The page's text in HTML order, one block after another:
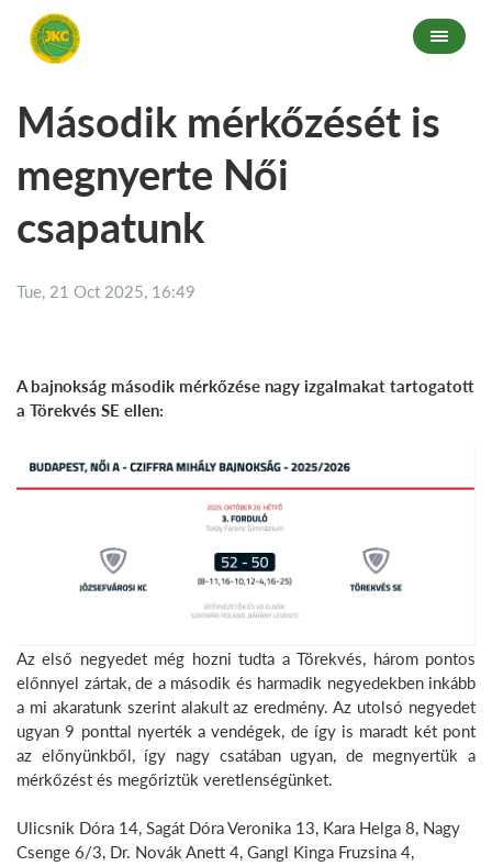
Második mérkőzését is
megnyerte Női
csapatunk
Tue, 21 Oct 2025, 16:49
A bajnokság második mérkőzése nagy izgalmakat tartogatott
a Törekvés SE ellen:
Az első negyedet még hozni tudta a Törekvés, három pontos
előnnyel zártak, de a második és harmadik negyedekben inkább
a mi akaratunk szerint alakult az eredmény. Az utolsó negyedet
ugyan 9 ponttal nyerték a vendégek, de így is maradt két pont
az előnyünkből, így nagy csatában ugyan, de megnyertük a
mérkőzést és megőriztük veretlenségünket.
Ulicsnik Dóra 14, Sagát Dóra Veronika 13, Kara Helga 8, Nagy
Csenge 6/3, Dr. Novák Anett 4, Gangl Kinga Fruzsina 4,